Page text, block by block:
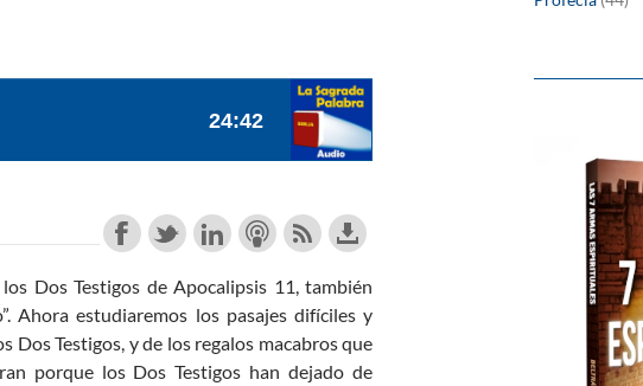
Dos Testigos de Apocalipsis 11 , también
Ahora estudiaremos los pasajes difíciles y
Dos Testigos, y de los regalos macabros que
porque los Dos Testigos han dejado de